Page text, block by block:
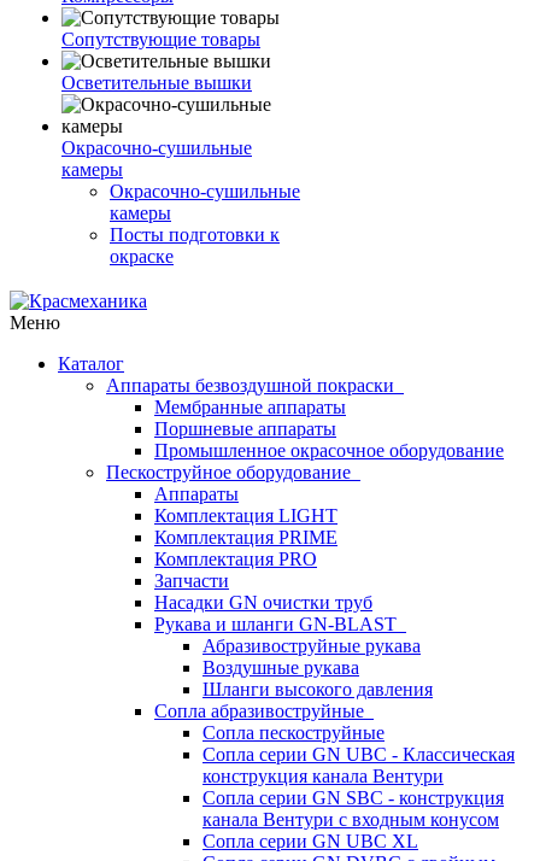
Сопутствующие товары
Осветительные вышки
Окрасочно-сушильные
камеры
Окрасочно-сушильные
камеры
Посты подготовки к
окраске
Меню
Каталог
Аппараты безвоздушной покраски
Мембранные аппараты
Поршневые аппараты
Промышленное окрасочное оборудование
Пескоструйное оборудование
Аппараты
Комплектация LIGHT
Комплектация PRIME
Комплектация PRO
Запчасти
Насадки GN очистки труб
Рукава и шланги GN-BLAST
Абразивоструйные рукава
Воздушные рукава
Шланги высокого давления
Сопла абразивоструйные
Сопла пескоструйные
Сопла серии GN UBC - Классическая
конструкция канала Вентури
Сопла серии GN SBC - конструкция
канала Вентури c входным конусом
Сопла серии GN UBC XL